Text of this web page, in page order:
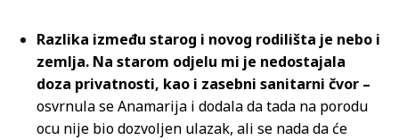
Razlika između starog i novog rodilišta je nebo i
zemlja. Na starom odjelu mi je nedostajala
doza privatnosti, kao i zasebni sanitarni čvor –
osvrnula se Anamarija i dodala da tada na porodu
ocu nije bio dozvoljen ulazak, ali se nada da će